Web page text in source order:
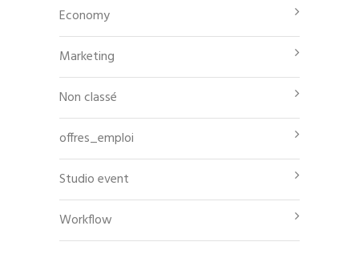
Economy
Marketing
Non classé
offres_emploi
Studio event
Workflow